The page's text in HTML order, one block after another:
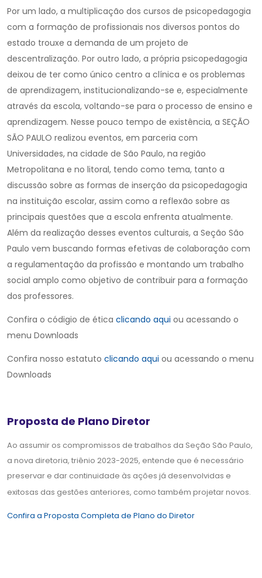
Por um lado, a multiplicação dos cursos de psicopedagogia
com a formação de profissionais nos diversos pontos do
estado trouxe a demanda de um projeto de
descentralização. Por outro lado, a própria psicopedagogia
deixou de ter como único centro a clínica e os problemas
de aprendizagem, institucionalizando-se e, especialmente
através da escola, voltando-se para o processo de ensino e
aprendizagem. Nesse pouco tempo de existência, a SEÇÃO
SÃO PAULO realizou eventos, em parceria com
Universidades, na cidade de São Paulo, na região
Metropolitana e no litoral, tendo como tema, tanto a
discussão sobre as formas de inserção da psicopedagogia
na instituição escolar, assim como a reflexão sobre as
principais questões que a escola enfrenta atualmente.
Além da realização desses eventos culturais, a Seção São
Paulo vem buscando formas efetivas de colaboração com
a regulamentação da profissão e montando um trabalho
social amplo como objetivo de contribuir para a formação
dos professores.
Confira o códigio de ética clicando aqui ou acessando o
menu Downloads
Confira nosso estatuto clicando aqui ou acessando o menu
Downloads
Proposta de Plano Diretor
Ao assumir os compromissos de trabalhos da Seção São Paulo,
a nova diretoria, triênio 2023-2025, entende que é necessário
preservar e dar continuidade às ações já desenvolvidas e
exitosas das gestões anteriores, como também projetar novos.
Confira a Proposta Completa de Plano do Diretor